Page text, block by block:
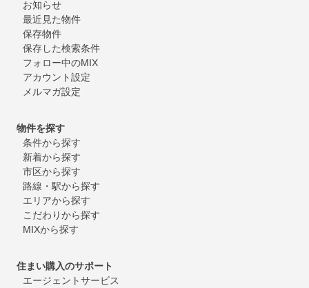
お知らせ
最近見た物件
保存物件
保存した検索条件
フォロー中のMIX
アカウント設定
メルマガ設定
物件を探す
条件から探す
新着から探す
市区から探す
路線・駅から探す
エリアから探す
こだわりから探す
MIXから探す
住まい購入のサポート
エージェントサービス